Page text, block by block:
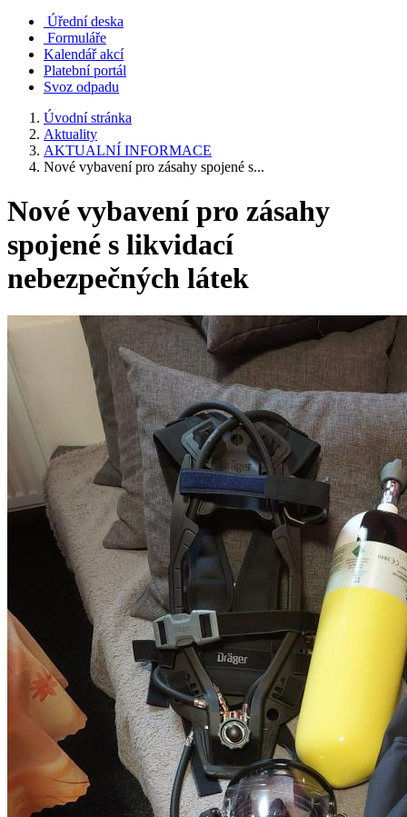
Úřední deska
Formuláře
Kalendář akcí
Platební portál
Svoz odpadu
Úvodní stránka
Aktuality
AKTUALNÍ INFORMACE
Nové vybavení pro zásahy spojené s...
Nové vybavení pro zásahy
spojené s likvidací
nebezpečných látek